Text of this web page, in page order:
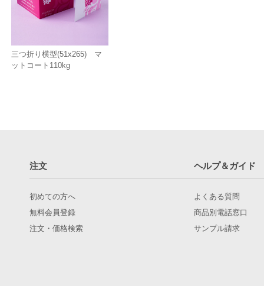
三つ折り横型(51x265) マ
ットコート110kg
注文 ヘルプ＆ガイド
初めての方へ
無料会員登録
注文・価格検索
よくある質問
商品別電話窓口
サンプル請求